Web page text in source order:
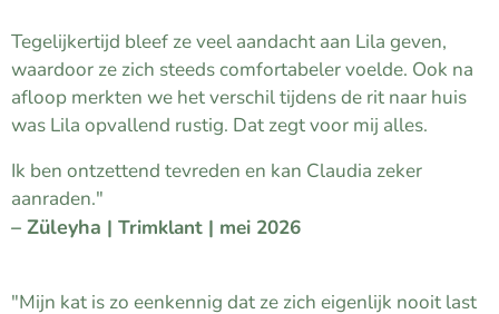
Tegelijkertijd bleef ze veel aandacht aan Lila geven,
waardoor ze zich steeds comfortabeler voelde. Ook na
afloop merkten we het verschil tijdens de rit naar huis
was Lila opvallend rustig. Dat zegt voor mij alles.
Ik ben ontzettend tevreden en kan Claudia zeker
aanraden."
– Züleyha | Trimklant | mei 2026
"Mijn kat is zo eenkennig dat ze zich eigenlijk nooit last